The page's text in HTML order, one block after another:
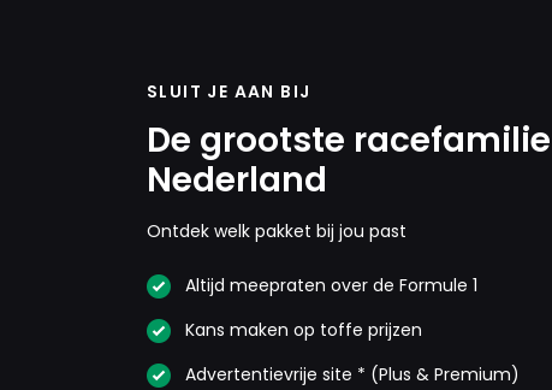
SLUIT JE AAN BIJ
De grootste
Nederland
Ontdek welk pakket bij jou past
Altijd meepraten over de Formule 1
Kans maken op toffe prijzen
Advertentievrije site * (Plus & Premium)